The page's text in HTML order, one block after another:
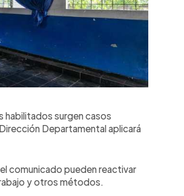
habilitados surgen casos
Departamental aplicará
comunicado pueden reactivar
y otros métodos.